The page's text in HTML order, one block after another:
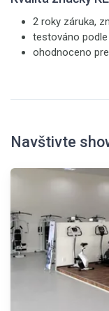
2 roky záruka,
testováno
ohodnoceno
Navštivte